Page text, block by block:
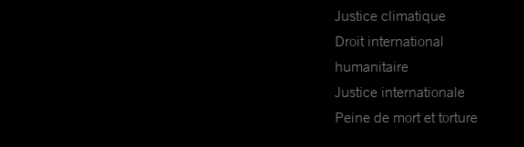
Justice climatique
Droit international
humanitaire
Justice internationale
Peine de mort et torture